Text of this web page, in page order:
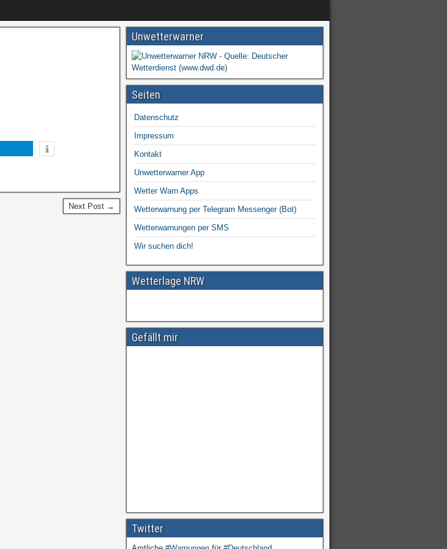
Next Post →
Unwetterwarner
Seiten
Datenschutz
Impressum
Kontakt
Unwetterwarner App
Wetter Warn Apps
Wetterwarnung per Telegram Messenger (Bot)
Wetterwarnungen per SMS
Wir suchen dich!
Wetterlage NRW
Gefällt mir
Twitter